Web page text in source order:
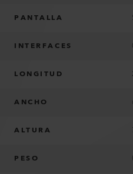
PANTALLA
INTERFACES
LONGITUD
ANCHO
ALTURA
PESO